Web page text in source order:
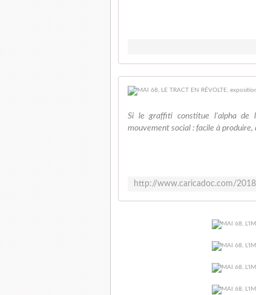
Si le graffiti constitue l'alpha de
mouvement social : facile à